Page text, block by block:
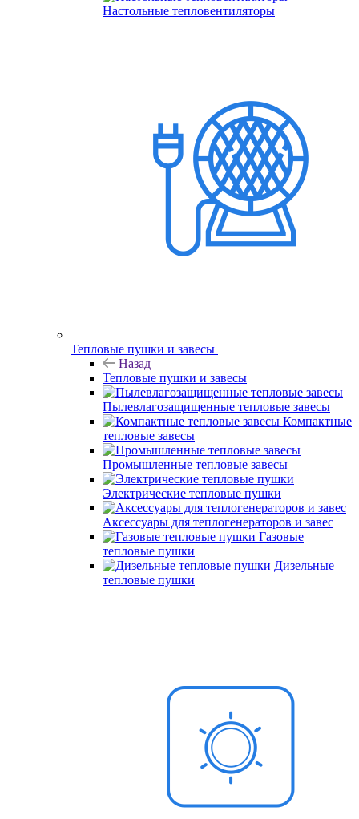
Настольные тепловентиляторы
Тепловые пушки и завесы
Назад
Тепловые пушки и завесы
Пылевлагозащищенные тепловые завесы
Компактные
тепловые завесы
Промышленные тепловые завесы
Электрические тепловые пушки
Аксессуары для теплогенераторов и завес
Газовые
тепловые пушки
Дизельные
тепловые пушки